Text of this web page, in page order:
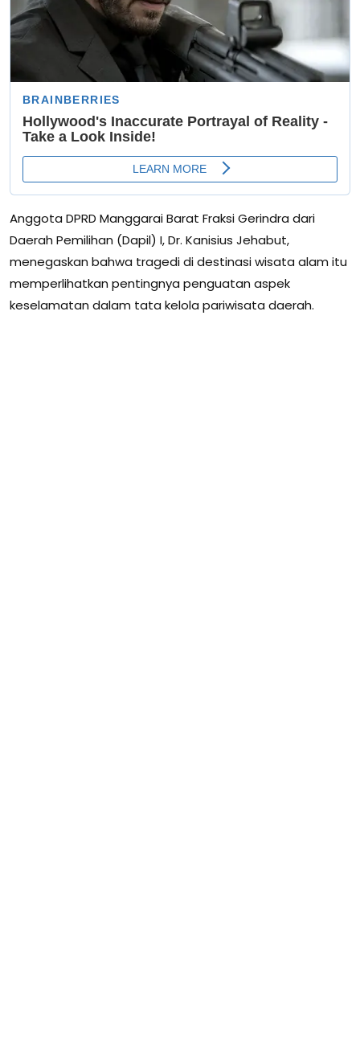
Anggota DPRD Manggarai Barat Fraksi Gerindra dari
Daerah Pemilihan (Dapil) I, Dr. Kanisius Jehabut,
menegaskan bahwa tragedi di destinasi wisata alam itu
memperlihatkan pentingnya penguatan aspek
keselamatan dalam tata kelola pariwisata daerah.